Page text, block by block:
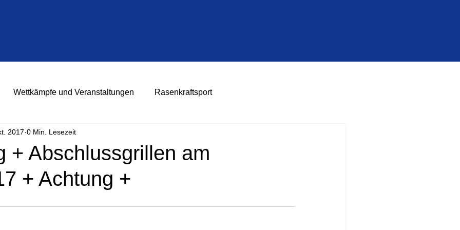
Wettkämpfe und Veranstaltungen Rasenkraftsport
+ Abschlussgrillen am
+ Achtung +
2017 0 Min. Lesezeit